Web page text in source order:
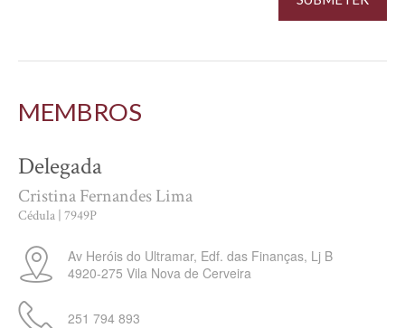
MEMBROS
Delegada
Cristina Fernandes Lima
Cédula | 7949P
Av Heróis do Ultramar, Edf. das Finanças, Lj B
4920-275 Vila Nova de Cerveira
251 794 893